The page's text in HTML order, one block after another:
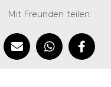
Mit Freunden teilen: